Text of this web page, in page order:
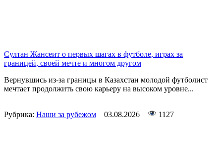
Султан Жансеит о первых шагах в футболе, играх за
границей, своей мечте и многом другом
Вернувшись из-за границы в Казахстан молодой футболист
мечтает продолжить свою карьеру на высоком уровне...
Рубрика: Наши за рубежом 03.08.2026 1127